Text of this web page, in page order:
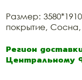
Размер:
покрытие,
Регион
Центральному